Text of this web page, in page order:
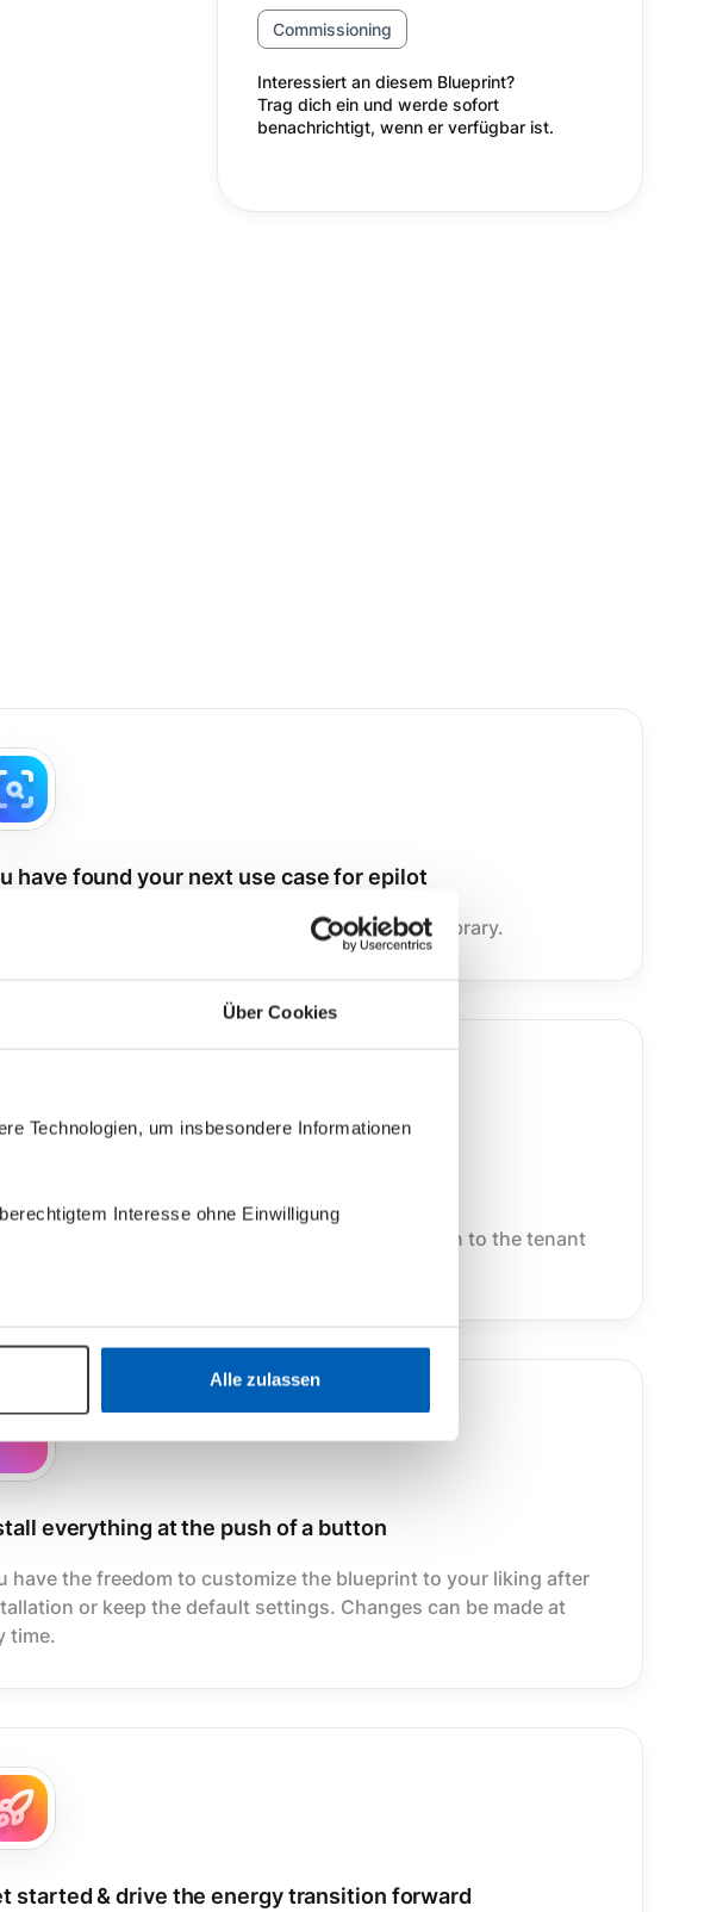
Über Cookies
Technologien, um insbesondere Informationen
Interesse ohne Einwilligung
Alle zulassen
Commissioning
Interessiert an diesem Blueprint?
Trag dich ein und werde sofort
benachrichtigt, wenn er verfügbar ist.
have found your next use case for epilot
the blueprint you want to try next from our library.
the marketplace, you go directly to epilot. Log in to the tenant
everything at the push of a button
have the freedom to customize the blueprint to your liking after
or keep the default settings. Changes can be made at
time.
started & drive the energy transition forward